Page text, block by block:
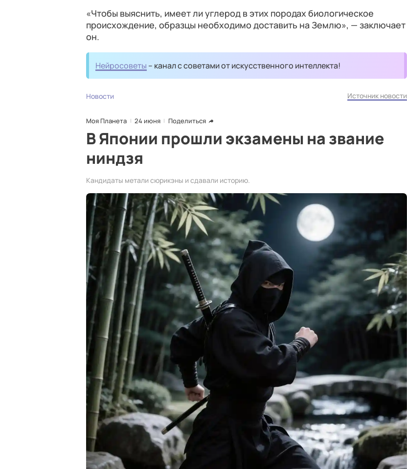
«Чтобы выяснить, имеет ли углерод в этих породах биологическое
происхождение, образцы необходимо доставить на Землю», — заключает
он.
Нейросоветы – канал с советами от искусственного интеллекта!
Новости Источник новости
Моя Планета 24 июня Поделиться
В Японии прошли экзамены на звание
ниндзя
Кандидаты метали сюрикэны и сдавали историю.